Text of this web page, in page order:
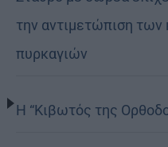
την αντιμετώπιση
πυρκαγιών
Η “Κιβωτός της